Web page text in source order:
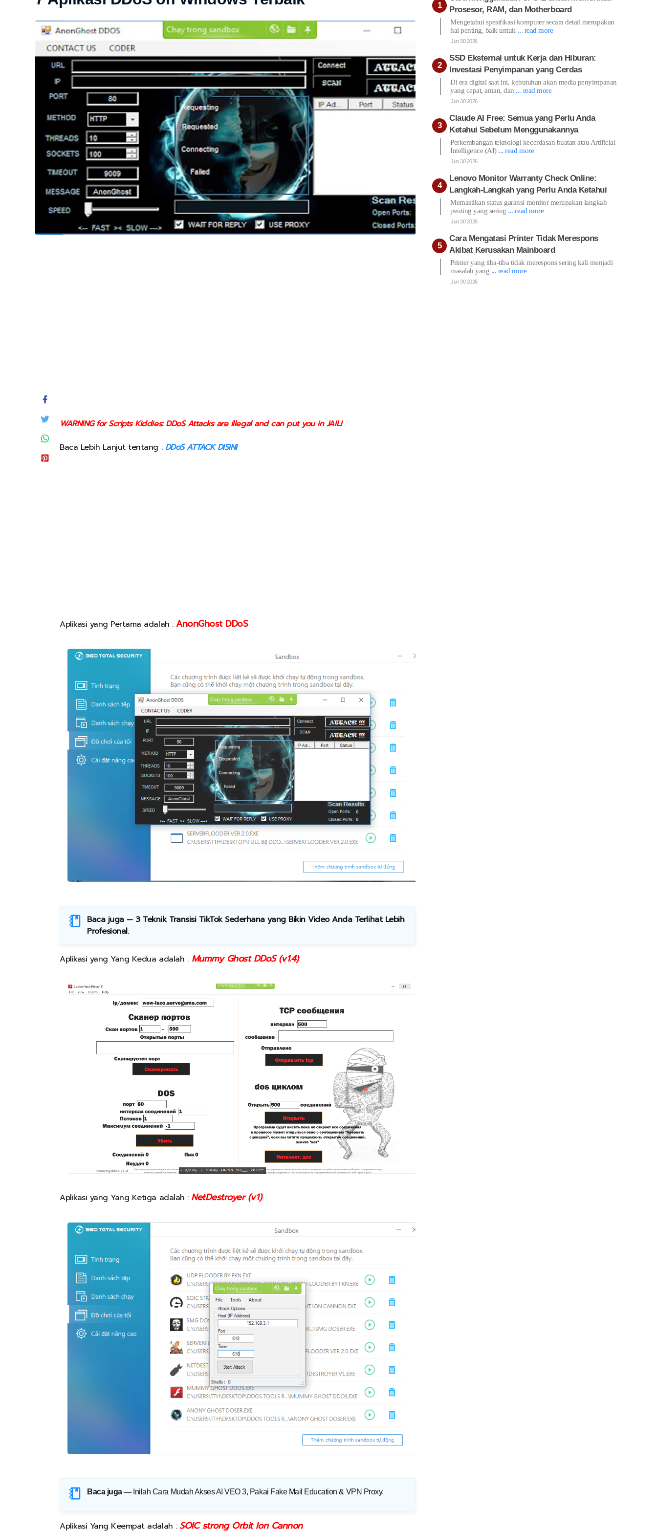
WARNING for Scripts Kiddies: DDoS Attacks are illegal and can put you in JAIL!
Baca Lebih Lanjut tentang : DDoS ATTACK DISINI
Aplikasi yang Pertama adalah :AnonGhost DDoS
Baca juga — 3 Teknik Transisi TikTok Sederhana yang Bikin Video Anda Terlihat Lebih
Profesional.
Aplikasi yang Yang Kedua adalah : Mummy Ghost DDoS (v1.4)
Aplikasi yang Yang Ketiga adalah : NetDestroyer (v1)
Baca juga — Inilah Cara Mudah Akses AI VEO 3, Pakai Fake Mail Education & VPN Proxy.
Aplikasi Yang Keempat adalah : SOIC strong Orbit Ion Cannon
Prosesor, RAM, dan Motherboard
Mengetahui spesifikasi komputer secara detail merupakan
hal penting, baik untuk ... read more
Jun 30 2026
SSD Eksternal untuk Kerja dan Hiburan:
Investasi Penyimpanan yang Cerdas
Di era digital saat ini, kebutuhan akan media penyimpanan
yang cepat, aman, dan ... read more
Jun 30 2026
Claude AI Free: Semua yang Perlu Anda
Ketahui Sebelum Menggunakannya
Perkembangan teknologi kecerdasan buatan atau Artificial
Intelligence (AI) ... read more
Jun 30 2026
Lenovo Monitor Warranty Check Online:
Langkah-Langkah yang Perlu Anda Ketahui
Memastikan status garansi monitor merupakan langkah
penting yang sering ... read more
Jun 30 2026
Cara Mengatasi Printer Tidak Merespons
Akibat Kerusakan Mainboard
Printer yang tiba-tiba tidak merespons sering kali menjadi
masalah yang ... read more
Jun 30 2026